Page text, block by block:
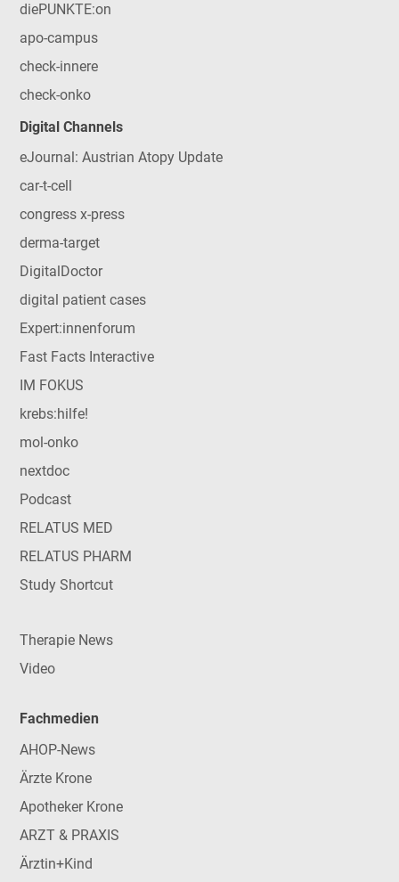
diePUNKTE:on
apo-campus
check-innere
check-onko
Digital Channels
eJournal: Austrian Atopy Update
car-t-cell
congress x-press
derma-target
DigitalDoctor
digital patient cases
Expert:innenforum
Fast Facts Interactive
IM FOKUS
krebs:hilfe!
mol-onko
nextdoc
Podcast
RELATUS MED
RELATUS PHARM
Study Shortcut
Therapie News
Video
Fachmedien
AHOP-News
Ärzte Krone
Apotheker Krone
ARZT & PRAXIS
Ärztin+Kind